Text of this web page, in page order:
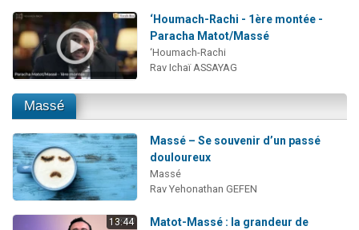
‘Houmach-Rachi - 1ère montée -
Paracha Matot/Massé
‘Houmach-Rachi
Rav Ichaï ASSAYAG
Massé
Massé – Se souvenir d’un passé
douloureux
Massé
Rav Yehonathan GEFEN
13:44
Matot-Massé : la grandeur de